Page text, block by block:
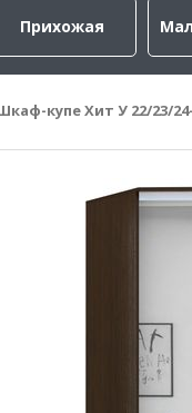
Прихожая
купе Хит У 22/23/